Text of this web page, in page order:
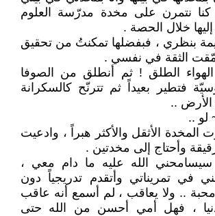
نتمرن على مخدة مدرّسة العلوم
خلال الحصة .
بنظري ، فبفضلها تمكنتُ من تحقيق
الثقة في نفسي .
الطلق ! ثم أنطلق من الصوفا
فتطير بعيداً ثم تترنّح كالسكرانة
..
لو ..
المخدة الأثقل والأكثر هبراً ، وادعيت
وأحتاج إلى مخدتين .
الله عليه ما دام معي ،
في تمريناتي وأتقدم تدريجياً دون
محبة .. ولا يعاقب ، لم أسمع أنه عاقب
، فهل أمي أحسن من الله حتى